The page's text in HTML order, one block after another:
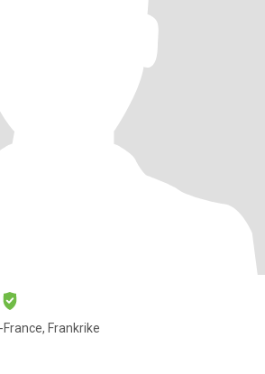
Frankrike